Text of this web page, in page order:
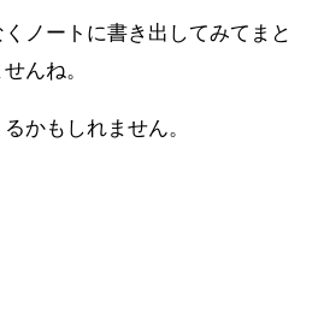
ノートに書き出してみてまと
んね。
かもしれません。